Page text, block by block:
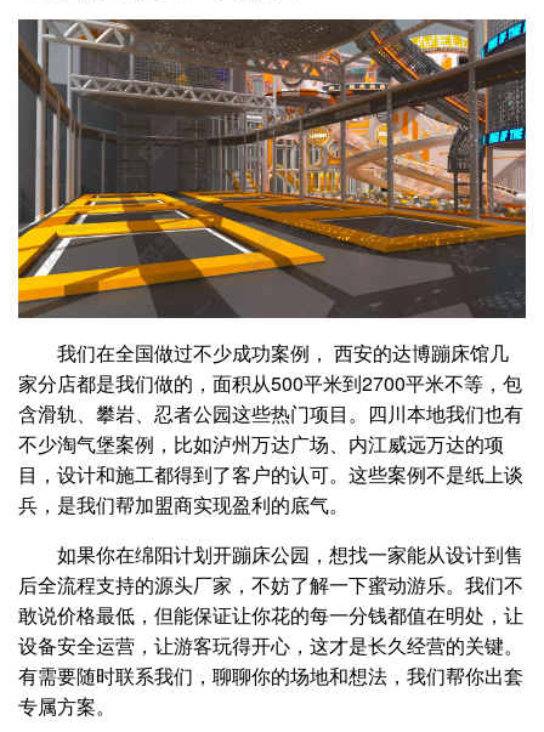
我们在全国做过不少成功案例， 西安的达博蹦床馆几
家分店都是我们做的，面积从500平米到2700平米不等，包
含滑轨、攀岩、忍者公园这些热门项目。四川本地我们也有
不少淘气堡案例，比如泸州万达广场、内江威远万达的项
目，设计和施工都得到了客户的认可。这些案例不是纸上谈
兵，是我们帮加盟商实现盈利的底气。
如果你在绵阳计划开蹦床公园，想找一家能从设计到售
后全流程支持的源头厂家，不妨了解一下蜜动游乐。我们不
敢说价格最低，但能保证让你花的每一分钱都值在明处，让
设备安全运营，让游客玩得开心，这才是长久经营的关键。
有需要随时联系我们，聊聊你的场地和想法，我们帮你出套
专属方案。